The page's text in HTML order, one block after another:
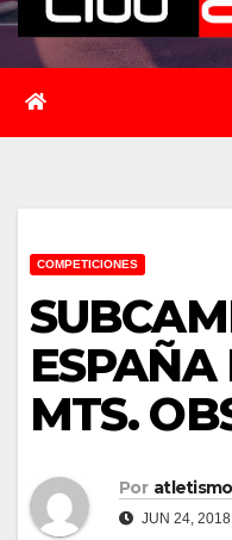
COMPETICIONES
MTS.
Por
JUN 24, 2018